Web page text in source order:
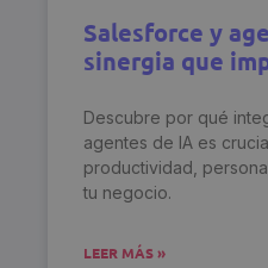
Salesforce y
sinergia que
Descubre por qué
agentes de IA es
productividad,
tu negocio.
LEER MÁS »